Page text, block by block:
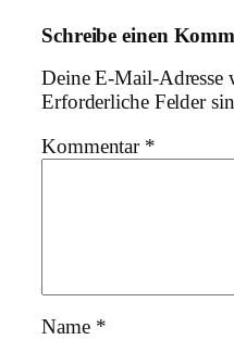
Schreibe einen
Deine E-Mail-
Erforderliche Felder
Kommentar *
Name *